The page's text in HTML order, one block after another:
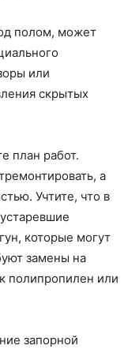
полом, может
или
скрытых
план работ.
а
Учтите, что в
которые могут
замены на
полипропилен или
запорной